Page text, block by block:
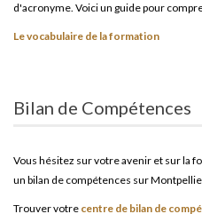
d'acronyme. Voici un guide pour
Le vocabulaire de la formation
Bilan de Compétences
Vous hésitez sur votre avenir et sur la
un bilan de compétences sur
Trouver votre centre de bilan de